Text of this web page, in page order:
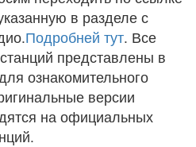
в разделе с
Подробней тут. Все
представлены в
ознакомительного
версии
на официальных